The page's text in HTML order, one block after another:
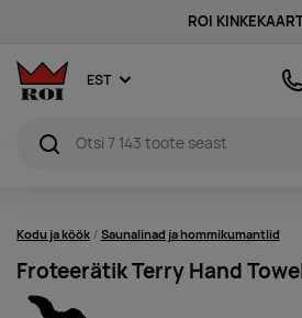
ROI
EST
Kodu ja köök Saunalinad ja hommikumantlid
Froteerätik Terry Hand